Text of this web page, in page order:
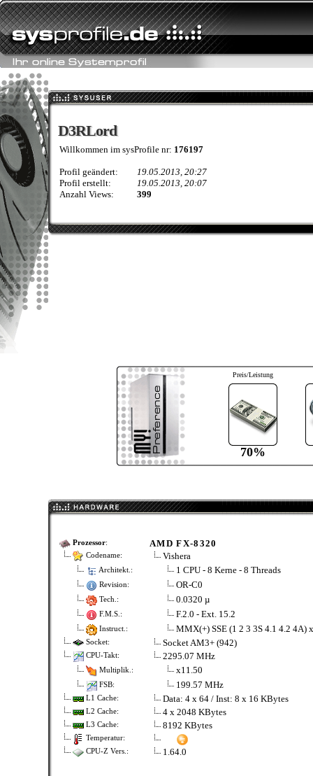
D3RLord
D3RLord
Willkommen im sysProfile nr: 176197
Profil geändert:
19.05.2013, 20:27
Profil erstellt:
19.05.2013, 20:07
Anzahl Views:
399
Preis/Leistung
70%
Prozessor: AMD FX-8320
Codename: Vishera
Architekt.: 1 CPU - 8 Kerne - 8 Threads
Revision: OR-C0
Tech.: 0.0320 µ
F.M.S.: F.2.0 - Ext. 15.2
Instruct.: MMX(+) SSE (1 2 3 3S 4.1 4.2 4A)
Socket: Socket AM3+ (942)
CPU-Takt: 2295.07 MHz
Multiplik.: x11.50
FSB: 199.57 MHz
L1 Cache: Data: 4 x 64 / Inst: 8 x 16 KBytes
L2 Cache: 4 x 2048 KBytes
L3 Cache: 8192 KBytes
Temperatur:
CPU-Z Vers.:
1.64.0